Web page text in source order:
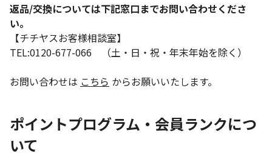
返品/交換については下記窓口までお問い合わせくださ
い。
【チチヤスお客様相談室】
TEL:0120-677-066 （土・日・祝・年末年始を除く）
お問い合わせは こちら からお願いいたします。
ポイントプログラム・会員ランクにつ
いて